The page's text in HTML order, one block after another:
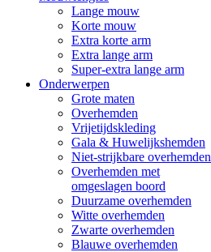
Lange mouw
Korte mouw
Extra korte arm
Extra lange arm
Super-extra lange arm
Onderwerpen
Grote maten
Overhemden
Vrijetijdskleding
Gala & Huwelijkshemden
Niet-strijkbare overhemden
Overhemden met
omgeslagen boord
Duurzame overhemden
Witte overhemden
Zwarte overhemden
Blauwe overhemden